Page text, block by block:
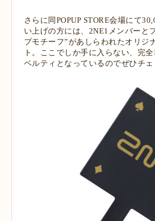
さらに同POPUP STORE会場にて
い上げの方には、2NE1メンバーと
プモチーフ”があしらわれたオリジ
ト。ここでしか手に入らない、完
ベルティとなっているのでぜひチェ